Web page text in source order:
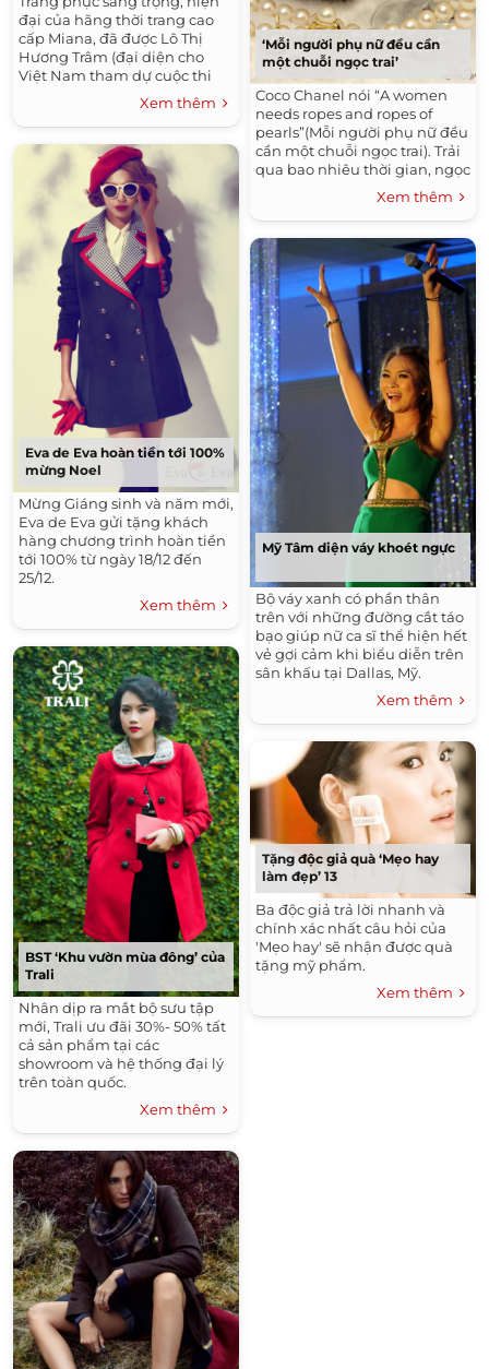
đại của hãng thời trang cao
cấp Miana, đã được Lô Thị
Hương Trâm (đại diện cho
Việt Nam tham dự cuộc thi
“Miss International”) chọn để
tham gia hoạt động thường
ngày tại cuộc thi diễn ra từ
ngày 6 đến 17/12.
Xem thêm
Eva de Eva hoàn tiền tới 100%
mừng Noel
Mừng Giáng sinh và năm mới,
Eva de Eva gửi tặng khách
hàng chương trình hoàn tiền
tới 100% từ ngày 18/12 đến
25/12.
Xem thêm
BST ‘Khu vườn mùa đông’ của
Trali
Nhân dịp ra mắt bộ sưu tập
mới, Trali ưu đãi 30%- 50% tất
cả sản phẩm tại các
showroom và hệ thống đại lý
trên toàn quốc.
Xem thêm
‘Mỗi người phụ nữ đều cần
một chuỗi ngọc trai’
Coco Chanel nói “A women
needs ropes and ropes of
pearls”(Mỗi người phụ nữ đều
cần một chuỗi ngọc trai). Trải
qua bao nhiêu thời gian, ngọc
trai không mất đi giá trị vốn
có, nó chỉ biến đổi trong
phong cách sử dụng qua
từng thời đại.
Xem thêm
Mỹ Tâm diện váy khoét ngực
Bộ váy xanh có phần thân
trên với những đường cắt táo
bạo giúp nữ ca sĩ thể hiện hết
vẻ gợi cảm khi biểu diễn trên
sân khấu tại Dallas, Mỹ.
Xem thêm
Tặng độc giả quà ‘Mẹo hay
làm đẹp’ 13
Ba độc giả trả lời nhanh và
chính xác nhất câu hỏi của
'Mẹo hay' sẽ nhận được quà
tặng mỹ phẩm.
Xem thêm